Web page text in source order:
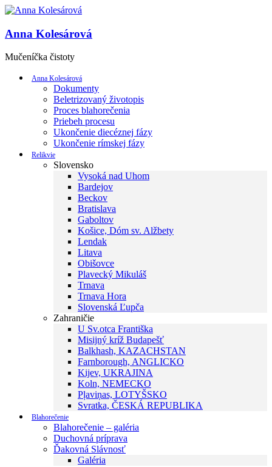
Anna Kolesárová
Mučeníčka čistoty
Anna Kolesárová
Dokumenty
Beletrizovaný životopis
Proces blahorečenia
Priebeh procesu
Ukončenie diecéznej fázy
Ukončenie rímskej fázy
Relikvie
Slovensko
Vysoká nad Uhom
Bardejov
Beckov
Bratislava
Gaboltov
Košice, Dóm sv. Alžbety
Lendak
Litava
Obišovce
Plavecký Mikuláš
Trnava
Trnava Hora
Slovenská Ľupča
Zahraničie
U Sv.otca Františka
Misijný kríž Budapešť
Balkhash, KAZACHSTAN
Farnborough, ANGLICKO
Kijev, UKRAJINA
Koln, NEMECKO
Pļaviņas, LOTYŠSKO
Svratka, ČESKÁ REPUBLIKA
Blahorečenie
Blahorečenie – galéria
Duchovná príprava
Ďakovná Slávnosť
Galéria